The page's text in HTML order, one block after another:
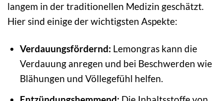
langem in der traditionellen Medizin geschätzt.
Hier sind einige der wichtigsten Aspekte:
Verdauungsfördernd: Lemongras kann die
Verdauung anregen und bei Beschwerden wie
Blähungen und Völlegefühl helfen.